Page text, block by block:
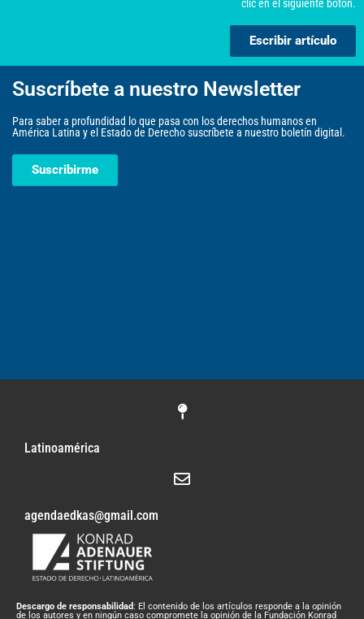
clic en el siguiente botón.
Escribir artículo
Suscríbete a nuestro Newsletter
Para saber a profundidad lo que pasa con los derechos humanos en
América Latina y el Estado de Derecho suscríbete a nuestro boletín digital.
Suscribirme
Latinoamérica
agendaedkas@gmail.com
Descargo de responsabilidad: El contenido de los artículos responde a la opinión
de los autores y en ningún caso compromete la opinión de la Fundación Konrad